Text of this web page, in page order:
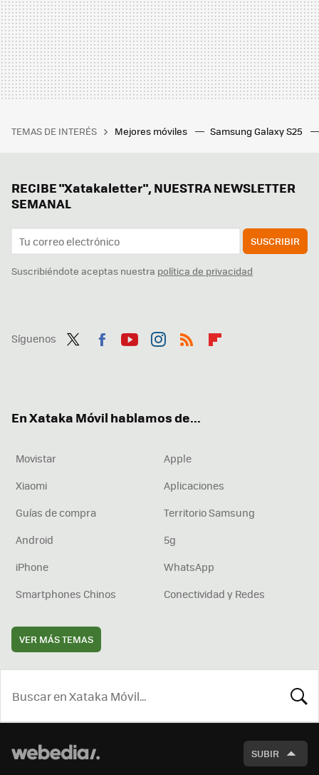
TEMAS DE INTERÉS Mejores móviles Samsung Galaxy S25
RECIBE "Xatakaletter", NUESTRA NEWSLETTER
SEMANAL
SUSCRIBIR
Suscribiéndote aceptas nuestra política de privacidad
Síguenos
En Xataka Móvil hablamos de...
Movistar
Apple
Xiaomi
Aplicaciones
Guías de compra
Territorio Samsung
Android
5g
iPhone
WhatsApp
Smartphones Chinos
Conectividad y Redes
VER MÁS TEMAS
SUBIR